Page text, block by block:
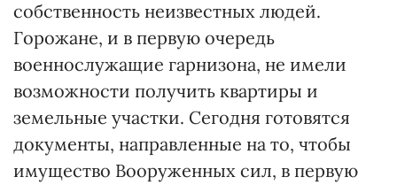
собственность неизвестных людей.
Горожане, и в первую очередь
военнослужащие гарнизона, не имели
возможности получить квартиры и
земельные участки. Сегодня готовятся
документы, направленные на то, чтобы
имущество Вооруженных сил, в первую